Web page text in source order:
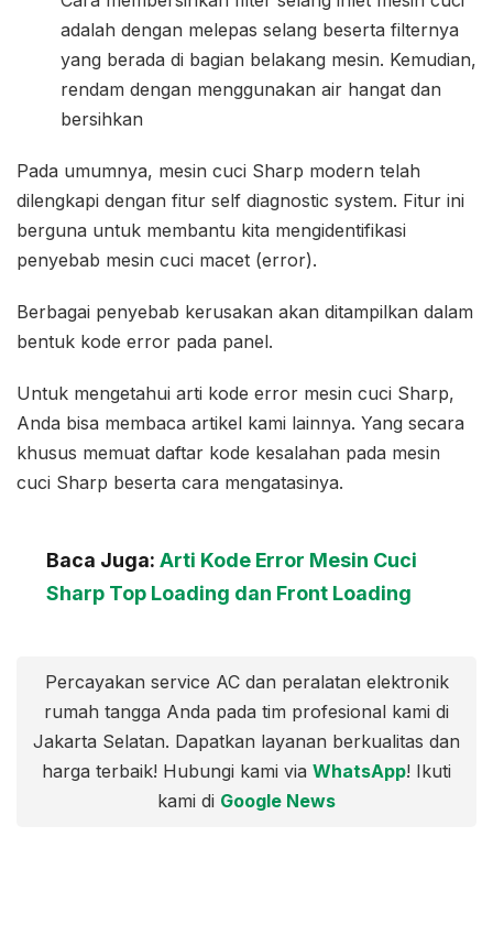
adalah dengan melepas selang beserta filternya
yang berada di bagian belakang mesin. Kemudian,
rendam dengan menggunakan air hangat dan
bersihkan
Pada umumnya, mesin cuci Sharp modern telah
dilengkapi dengan fitur self diagnostic system. Fitur ini
berguna untuk membantu kita mengidentifikasi
penyebab mesin cuci macet (error).
Berbagai penyebab kerusakan akan ditampilkan dalam
bentuk kode error pada panel.
Untuk mengetahui arti kode error mesin cuci Sharp,
Anda bisa membaca artikel kami lainnya. Yang secara
khusus memuat daftar kode kesalahan pada mesin
cuci Sharp beserta cara mengatasinya.
Baca Juga: Arti Kode Error Mesin Cuci
Sharp Top Loading dan Front Loading
Percayakan service AC dan peralatan elektronik
rumah tangga Anda pada tim profesional kami di
Jakarta Selatan. Dapatkan layanan berkualitas dan
harga terbaik! Hubungi kami via WhatsApp! Ikuti
kami di Google News